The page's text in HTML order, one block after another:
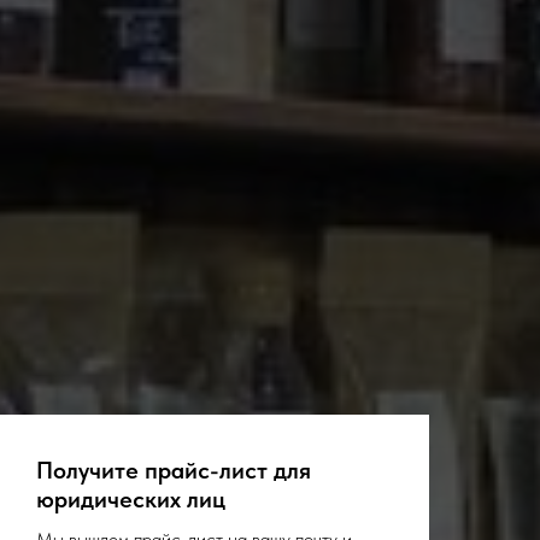
Получите прайс-лист для
юридических лиц